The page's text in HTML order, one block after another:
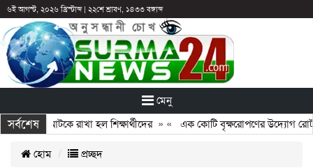
৬ই আগস্ট, ২০২৬ খ্রিস্টাব্দ| ২২শে শ্রাবণ, ১৪৩৩ বঙ্গাব্দ
মেনু
সর্বশেষ
পরও আটকে রাখা হল শিক্ষার্থীদের» « এক কোটি বৃক্ষরোপণের উদ্যোগ
হোম প্রচ্ছদ